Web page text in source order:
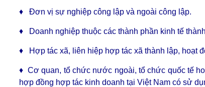
♦ Đơn vị sự nghiệp công lập và ngoài công lập.
♦ Doanh nghiệp thuộc các thành phần kinh tế
♦ Hợp tác xã, liên hiệp hợp tác xã thành lập, hoạt
♦ Cơ quan, tổ chức nước ngoài, tổ chức quốc tế
hợp đồng hợp tác kinh doanh tại Việt Nam có sử